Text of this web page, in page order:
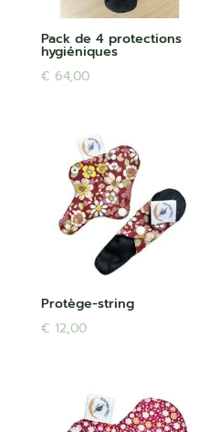
Pack de 4 protections
hygiéniques
€ 64,00
Protège-string
€ 12,00